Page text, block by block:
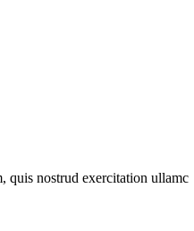
quis nostrud exercitation ullamc